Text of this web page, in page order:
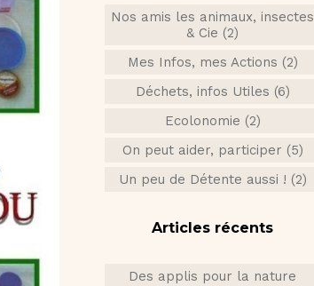
Nos amis les animaux, insectes
& Cie (2)
Mes Infos, mes Actions (2)
Déchets, infos Utiles (6)
Ecolonomie (2)
On peut aider, participer (5)
Un peu de Détente aussi ! (2)
Articles récents
Des applis pour la nature